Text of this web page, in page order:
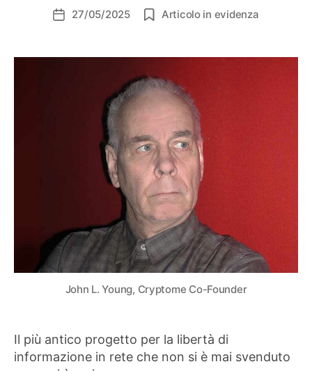
Data27/05/2025 Articolo in evidenza
John L. Young, Cryptome Co-Founder
Il più antico progetto per la libertà di
informazione in rete che non si è mai svenduto